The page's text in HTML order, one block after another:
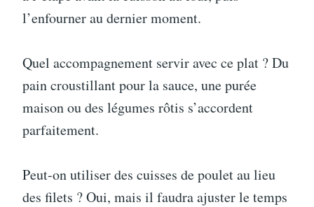
l’enfourner au dernier moment.
Quel accompagnement servir avec ce plat ? Du
pain croustillant pour la sauce, une purée
maison ou des légumes rôtis s’accordent
parfaitement.
Peut-on utiliser des cuisses de poulet au lieu
des filets ? Oui, mais il faudra ajuster le temps